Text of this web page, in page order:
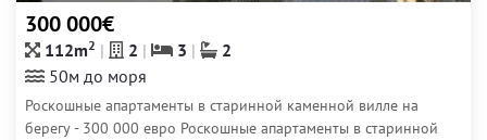
300 000€
112m2 2 3
2
50м до моря
Роскошные апартаменты в старинной каменной вилле на
берегу - 300 000 евро Роскошные апартаменты в старинной